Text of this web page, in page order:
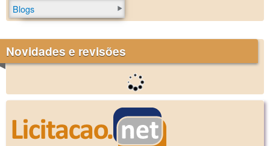
Blogs
Novidades e revisões